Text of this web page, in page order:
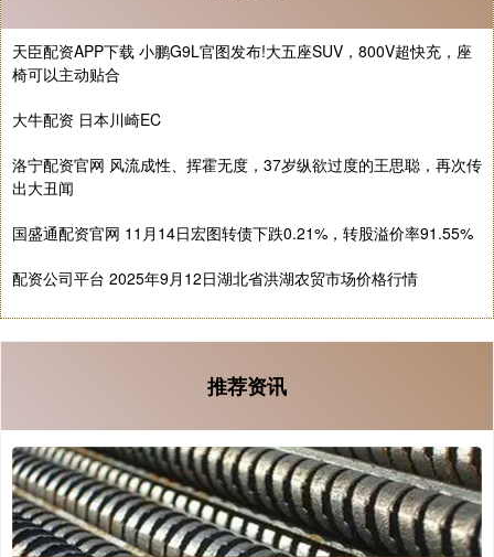
天臣配资APP下载 小鹏G9L官图发布!大五座SUV，800V超快充，座
椅可以主动贴合
大牛配资 日本川崎EC
洛宁配资官网 风流成性、挥霍无度，37岁纵欲过度的王思聪，再次传
出大丑闻
国盛通配资官网 11月14日宏图转债下跌0.21%，转股溢价率91.55%
配资公司平台 2025年9月12日湖北省洪湖农贸市场价格行情
推荐资讯